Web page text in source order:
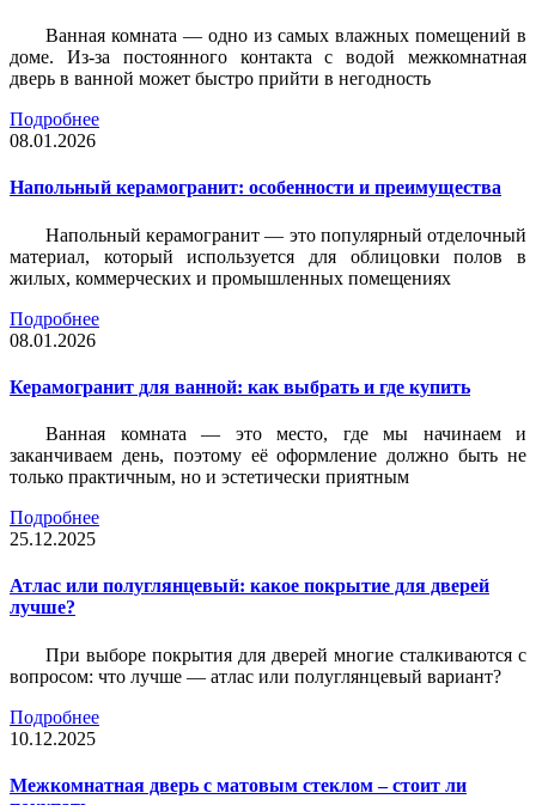
Ванная комната — одно из самых влажных помещений в
доме. Из-за постоянного контакта с водой межкомнатная
дверь в ванной может быстро прийти в негодность
Подробнее
08.01.2026
Напольный керамогранит: особенности и преимущества
Напольный керамогранит — это популярный отделочный
материал, который используется для облицовки полов в
жилых, коммерческих и промышленных помещениях
Подробнее
08.01.2026
Керамогранит для ванной: как выбрать и где купить
Ванная комната — это место, где мы начинаем и
заканчиваем день, поэтому её оформление должно быть не
только практичным, но и эстетически приятным
Подробнее
25.12.2025
Атлас или полуглянцевый: какое покрытие для дверей
лучше?
При выборе покрытия для дверей многие сталкиваются с
вопросом: что лучше — атлас или полуглянцевый вариант?
Подробнее
10.12.2025
Межкомнатная дверь с матовым стеклом – стоит ли